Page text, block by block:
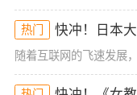
热门